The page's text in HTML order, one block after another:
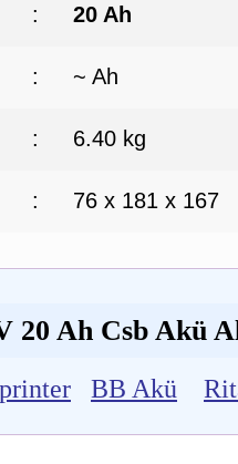
: 20 Ah
: ~ Ah
: 6.40 kg
: 76 x 181 x 167
20 Ah Csb Akü
BB Akü